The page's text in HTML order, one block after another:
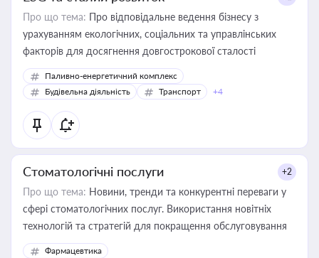
Про що тема: Про відповідальне ведення бізнесу з
урахуванням екологічних, соціальних та управлінських
факторів для досягнення довгострокової сталості
Паливно-енергетичний комплекс
Будівельна діяльність
Транспорт +4
Стоматологічні послуги +2
Про що тема: Новини, тренди та конкурентні переваги у
сфері стоматологічних послуг. Використання новітніх
технологій та стратегій для покращення обслуговування
Фармацевтика